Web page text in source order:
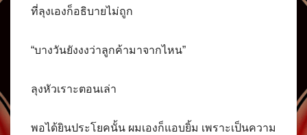
ที่ลุงเองก็อธิบายไม่ถูก
“บางวันยังงงว่าลูกค้ามาจากไหน”
ลุงหัวเราะตอนเล่า
พอได้ยินประโยคนั้น ผมเองก็แอบยิ้ม เพราะเป็นความ